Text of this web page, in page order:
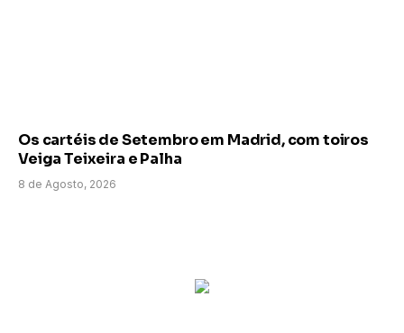
Os cartéis de Setembro em Madrid, com toiros
Veiga Teixeira e Palha
8 de Agosto, 2026